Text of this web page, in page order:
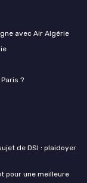
avec Air Algérie
?
de DSI : plaidoyer
pour une meilleure